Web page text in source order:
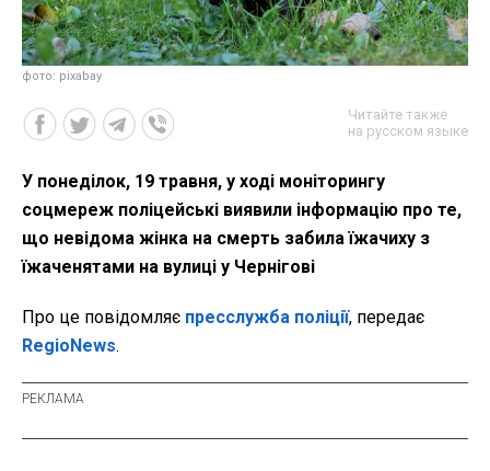
фото: pixabay
Читайте также
на русском языке
У понеділок, 19 травня, у ході моніторингу
соцмереж поліцейські виявили інформацію про те,
що невідома жінка на смерть забила їжачиху з
їжаченятами на вулиці у Чернігові
Про це повідомляє пресслужба поліції, передає
RegioNews.